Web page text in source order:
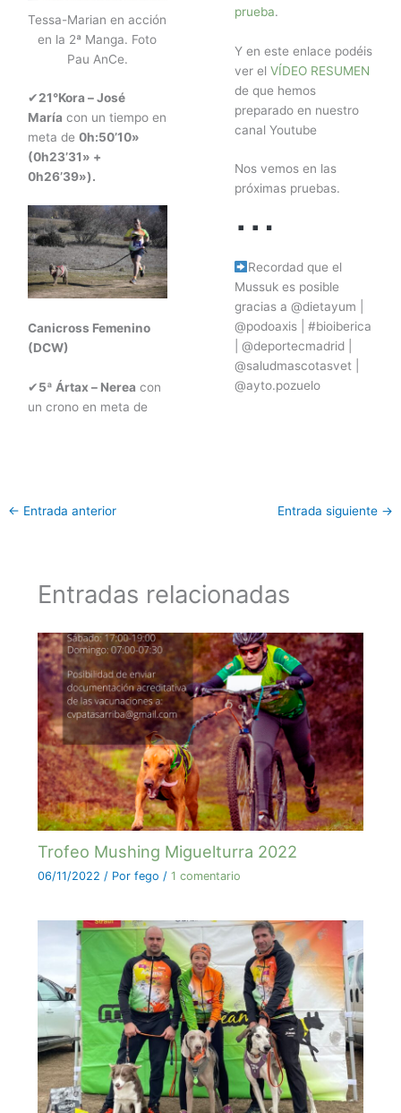
Tessa-Marian en acción
en la 2ª Manga. Foto
Pau AnCe.
✔21°Kora – José
María con un tiempo en
meta de0h:50’10»
(0h23’31» +
0h26’39»).
Canicross Femenino
(DCW)
✔5ª Ártax – Nerea con
un crono en meta de
prueba.
Y en este enlace podéis
ver el VÍDEO RESUMEN
de que hemos
preparado en nuestro
canal Youtube
Nos vemos en las
próximas pruebas.
Recordad que el
Mussuk es posible
gracias a @dietayum |
@podoaxis | #bioiberica
| @deportecmadrid |
@saludmascotasvet |
@ayto.pozuelo
← Entrada anterior Entrada siguiente →
Entradas relacionadas
Trofeo Mushing Miguelturra 2022
06/11/2022 / Por fego / 1 comentario